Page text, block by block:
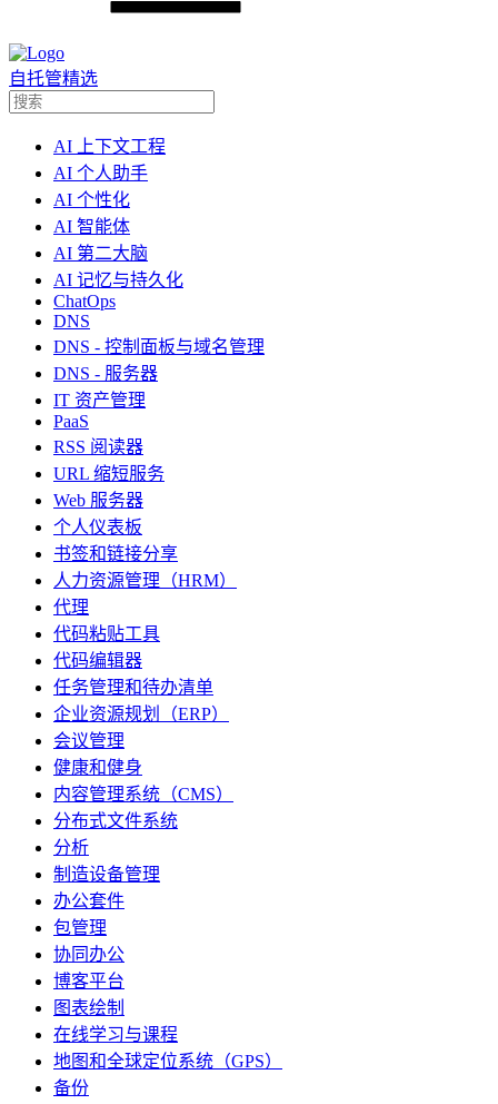
自托管精选
AI 上下文工程
AI 个人助手
AI 个性化
AI 智能体
AI 第二大脑
AI 记忆与持久化
ChatOps
DNS
DNS - 控制面板与域名管理
DNS - 服务器
IT 资产管理
PaaS
RSS 阅读器
URL 缩短服务
Web 服务器
个人仪表板
书签和链接分享
人力资源管理（HRM）
代理
代码粘贴工具
代码编辑器
任务管理和待办清单
企业资源规划（ERP）
会议管理
健康和健身
内容管理系统（CMS）
分布式文件系统
分析
制造设备管理
办公套件
包管理
协同办公
博客平台
图表绘制
在线学习与课程
地图和全球定位系统（GPS）
备份